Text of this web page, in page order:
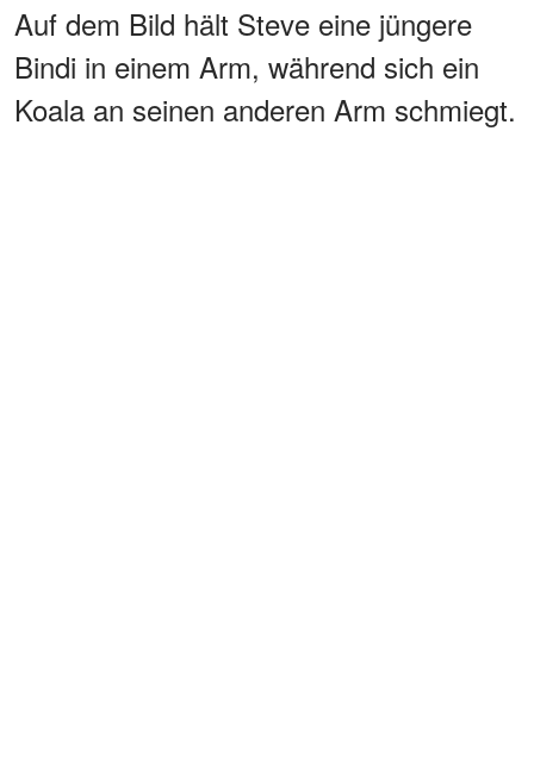
Auf dem Bild hält Steve eine jüngere
Bindi in einem Arm, während sich ein
Koala an seinen anderen Arm schmiegt.